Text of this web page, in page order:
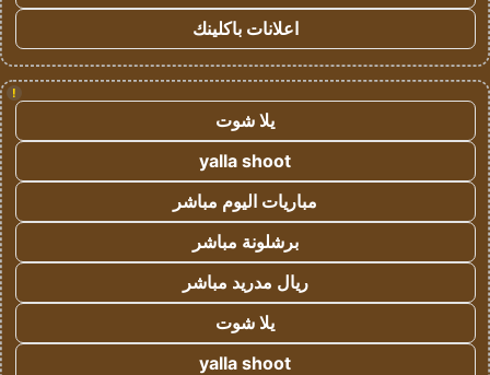
اعلانات باكلينك
!
يلا شوت
yalla shoot
مباريات اليوم مباشر
برشلونة مباشر
ريال مدريد مباشر
يلا شوت
yalla shoot